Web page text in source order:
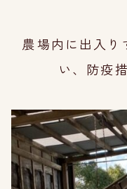
農場内に出入り
い、防疫